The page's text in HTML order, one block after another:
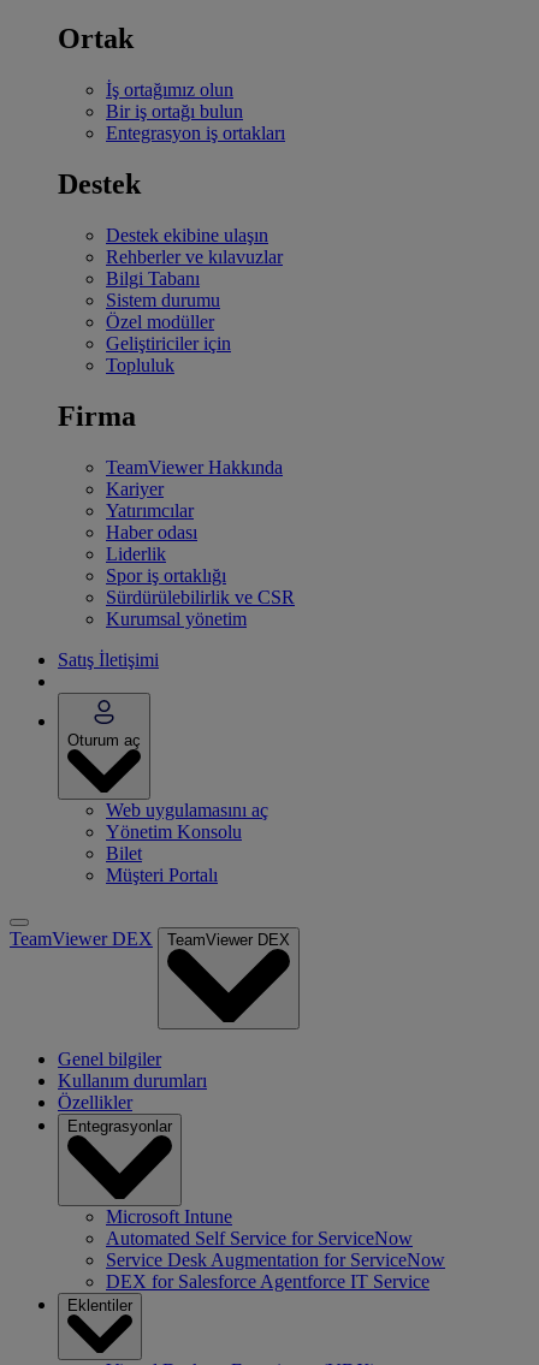
Ortak
İş ortağımız olun
Bir iş ortağı bulun
Entegrasyon iş ortakları
Destek
Destek ekibine ulaşın
Rehberler ve kılavuzlar
Bilgi Tabanı
Sistem durumu
Özel modüller
Geliştiriciler için
Topluluk
Firma
TeamViewer Hakkında
Kariyer
Yatırımcılar
Haber odası
Liderlik
Spor iş ortaklığı
Sürdürülebilirlik ve CSR
Kurumsal yönetim
Satış İletişimi
Oturum aç
Web uygulamasını aç
Yönetim Konsolu
Bilet
Müşteri Portalı
TeamViewer DEX TeamViewer DEX
Genel bilgiler
Kullanım durumları
Özellikler
Entegrasyonlar
Microsoft Intune
Automated Self Service for ServiceNow
Service Desk Augmentation for ServiceNow
DEX for Salesforce Agentforce IT Service
Eklentiler